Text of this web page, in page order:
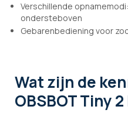
Verschillende
ondersteboven
Gebarenbediening voor
Wat zijn de
OBSBOT Tiny